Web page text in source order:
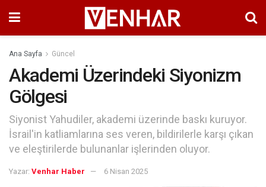
Ana Sayfa Güncel
Akademi Üzerindeki Siyonizm
Gölgesi
Siyonist Yahudiler, akademi üzerinde baskı kuruyor.
İsrail'in katliamlarına ses veren, bildirilerle karşı çıkan
ve eleştirilerde bulunanlar işlerinden oluyor.
Yazar: Venhar Haber 6 Nisan 2025